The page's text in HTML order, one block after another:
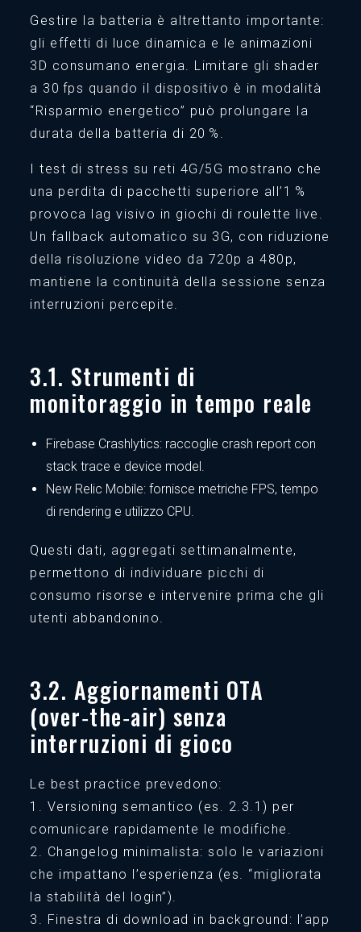
Gestire la batteria è altrettanto importante:
gli effetti di luce dinamica e le animazioni
3D consumano energia. Limitare gli shader
a 30 fps quando il dispositivo è in modalità
“Risparmio energetico” può prolungare la
durata della batteria di 20 %.
I test di stress su reti 4G/5G mostrano che
una perdita di pacchetti superiore all’1 %
provoca lag visivo in giochi di roulette live.
Un fallback automatico su 3G, con riduzione
della risoluzione video da 720p a 480p,
mantiene la continuità della sessione senza
interruzioni percepite.
3.1. Strumenti di
monitoraggio in tempo reale
Firebase Crashlytics: raccoglie crash report con
stack trace e device model.
New Relic Mobile: fornisce metriche FPS, tempo
di rendering e utilizzo CPU.
Questi dati, aggregati settimanalmente,
permettono di individuare picchi di
consumo risorse e intervenire prima che gli
utenti abbandonino.
3.2. Aggiornamenti OTA
(over‑the‑air) senza
interruzioni di gioco
Le best practice prevedono:
1. Versioning semantico (es. 2.3.1) per
comunicare rapidamente le modifiche.
2. Changelog minimalista: solo le variazioni
che impattano l’esperienza (es. “migliorata
la stabilità del login”).
3. Finestra di download in background: l’app